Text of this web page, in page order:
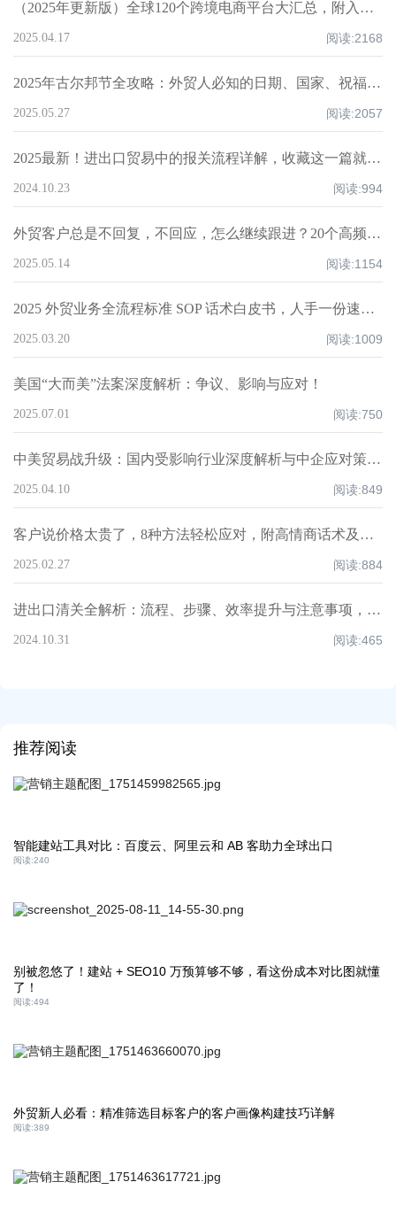
（2025年更新版）全球120个跨境电商平台大汇总，附入驻要求、注册门槛和适合品类！
2025.04.17 阅读:2168
2025年古尔邦节全攻略：外贸人必知的日期、国家、祝福技巧与禁忌清单！
2025.05.27 阅读:2057
2025最新！进出口贸易中的报关流程详解，收藏这一篇就够了！
2024.10.23 阅读:994
外贸客户总是不回复，不回应，怎么继续跟进？20个高频场景实操指南！
2025.05.14 阅读:1154
2025 外贸业务全流程标准 SOP 话术白皮书，人手一份速领！
2025.03.20 阅读:1009
美国“大而美”法案深度解析：争议、影响与应对！
2025.07.01 阅读:750
中美贸易战升级：国内受影响行业深度解析与中企应对策略！
2025.04.10 阅读:849
客户说价格太贵了，8种方法轻松应对，附高情商话术及案例！
2025.02.27 阅读:884
进出口清关全解析：流程、步骤、效率提升与注意事项，超全知识点汇总！
2024.10.31 阅读:465
推荐阅读
智能建站工具对比：百度云、阿里云和 AB 客助力全球出口
阅读:240
别被忽悠了！建站 + SEO10 万预算够不够，看这份成本对比图就懂
了！
阅读:494
外贸新人必看：精准筛选目标客户的客户画像构建技巧详解
阅读:389